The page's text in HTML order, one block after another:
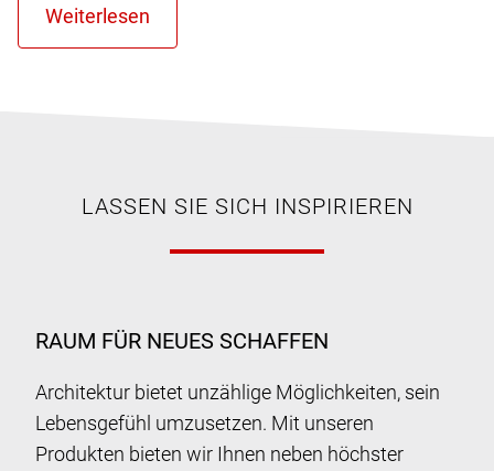
LASSEN SIE SICH INSPIRIEREN
RAUM FÜR NEUES SCHAFFEN
Architektur bietet unzählige Möglichkeiten, sein
Lebensgefühl umzusetzen. Mit unseren
Produkten bieten wir Ihnen neben höchster